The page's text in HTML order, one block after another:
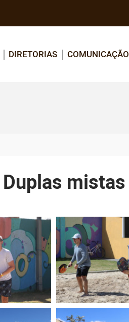
DIRETORIAS COMUNICAÇÃO
mistas